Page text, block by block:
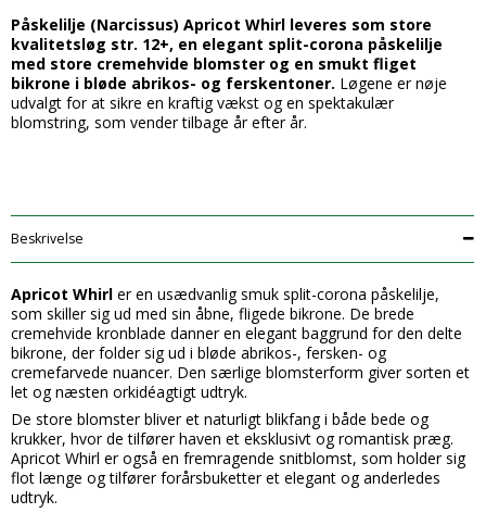
Påskelilje (Narcissus) Apricot Whirl leveres som store
kvalitetsløg str. 12+, en elegant split-corona påskelilje
med store cremehvide blomster og en smukt fliget
bikrone i bløde abrikos- og ferskentoner. Løgene er nøje
udvalgt for at sikre en kraftig vækst og en spektakulær
blomstring, som vender tilbage år efter år.
Beskrivelse
Apricot Whirl er en usædvanlig smuk split-corona påskelilje,
som skiller sig ud med sin åbne, fligede bikrone. De brede
cremehvide kronblade danner en elegant baggrund for den delte
bikrone, der folder sig ud i bløde abrikos-, fersken- og
cremefarvede nuancer. Den særlige blomsterform giver sorten et
let og næsten orkidéagtigt udtryk.
De store blomster bliver et naturligt blikfang i både bede og
krukker, hvor de tilfører haven et eksklusivt og romantisk præg.
Apricot Whirl er også en fremragende snitblomst, som holder sig
flot længe og tilfører forårsbuketter et elegant og anderledes
udtryk.